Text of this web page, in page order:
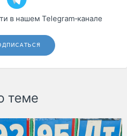
в нашем Telegram‑канале
теме